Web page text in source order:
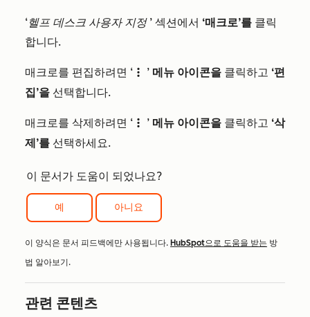
‘헬프 데스크 사용자 지정’ 섹션에서 ‘매크로’를 클릭
합니다.
매크로를 편집하려면 ‘ verticalMenu ’ 메뉴 아이콘을 클릭하고 ‘편
집’을 선택합니다.
매크로를 삭제하려면 ‘ verticalMenu ’ 메뉴 아이콘을 클릭하고 ‘삭
제’를 선택하세요.
이 문서가 도움이 되었나요?
예 아니요
이 양식은 문서 피드백에만 사용됩니다. HubSpot으로 도움을 받는 방
법 알아보기.
관련 콘텐츠